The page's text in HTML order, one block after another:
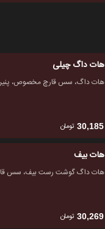
هات داگ چیلی
هات داگ، سس قارچ مخصوص،
30,185 تومان
هات بیف
هات داگ گوشت رست بیف، سس
30,269 تومان